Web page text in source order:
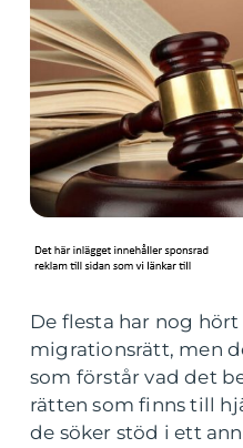
De flesta har nog
migrationsrätt, men
som förstår vad det
rätten som finns till
de söker stöd i ett